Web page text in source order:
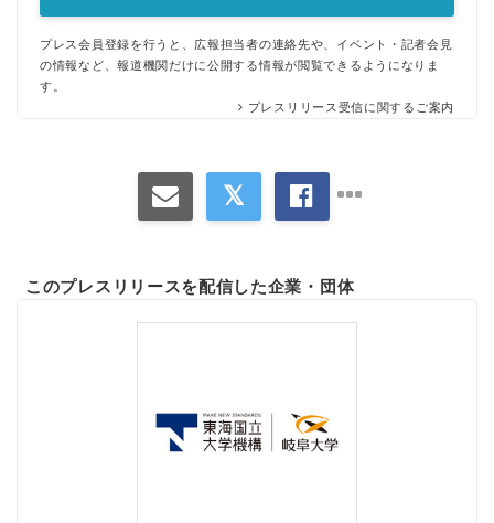
プレス会員登録を行うと、広報担当者の連絡先や、イベント・記者会見
の情報など、報道機関だけに公開する情報が閲覧できるようになりま
す。
プレスリリース受信に関するご案内
このプレスリリースを配信した企業・団体